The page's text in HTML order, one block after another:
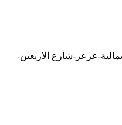
عرعر-شارع الاربعين-